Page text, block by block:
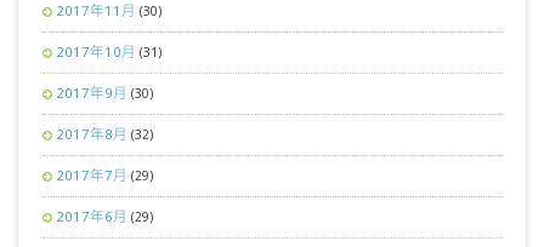
2017年11月 (30)
2017年10月 (31)
2017年9月 (30)
2017年8月 (32)
2017年7月 (29)
2017年6月 (29)